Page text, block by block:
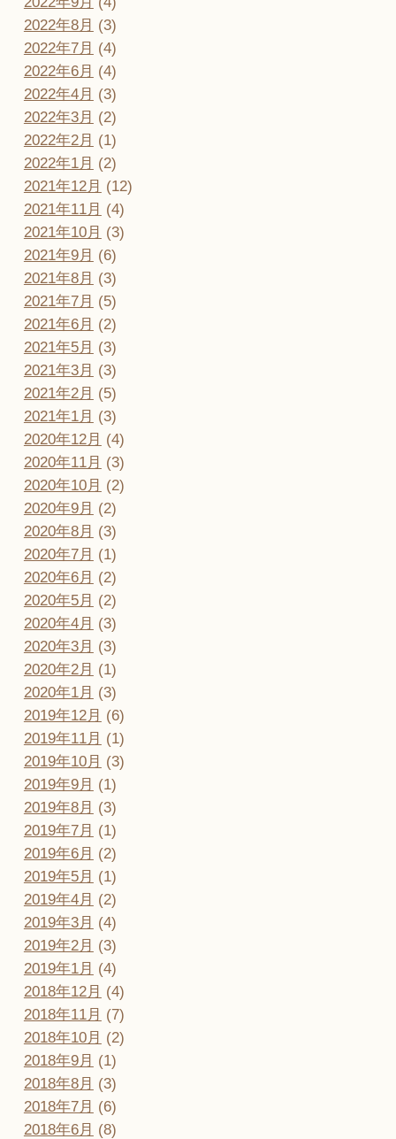
2022年8月 (3)
2022年7月 (4)
2022年6月 (4)
2022年4月 (3)
2022年3月 (2)
2022年2月 (1)
2022年1月 (2)
2021年12月 (12)
2021年11月 (4)
2021年10月 (3)
2021年9月 (6)
2021年8月 (3)
2021年7月 (5)
2021年6月 (2)
2021年5月 (3)
2021年3月 (3)
2021年2月 (5)
2021年1月 (3)
2020年12月 (4)
2020年11月 (3)
2020年10月 (2)
2020年9月 (2)
2020年8月 (3)
2020年7月 (1)
2020年6月 (2)
2020年5月 (2)
2020年4月 (3)
2020年3月 (3)
2020年2月 (1)
2020年1月 (3)
2019年12月 (6)
2019年11月 (1)
2019年10月 (3)
2019年9月 (1)
2019年8月 (3)
2019年7月 (1)
2019年6月 (2)
2019年5月 (1)
2019年4月 (2)
2019年3月 (4)
2019年2月 (3)
2019年1月 (4)
2018年12月 (4)
2018年11月 (7)
2018年10月 (2)
2018年9月 (1)
2018年8月 (3)
2018年7月 (6)
2018年6月 (8)